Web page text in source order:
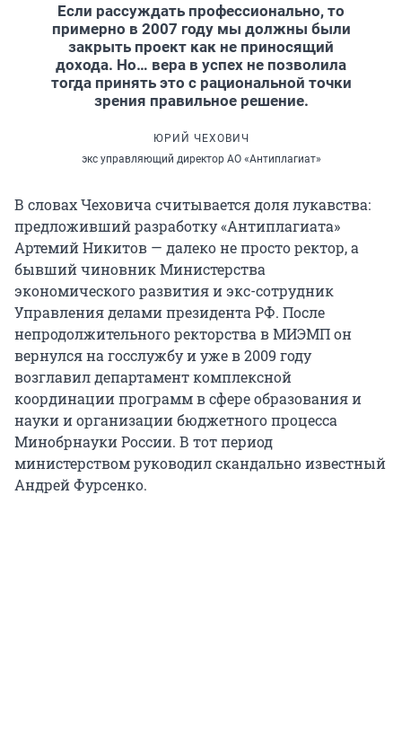
Если рассуждать профессионально, то
примерно в 2007 году мы должны были
закрыть проект как не приносящий
дохода. Но… вера в успех не позволила
тогда принять это с рациональной точки
зрения правильное решение.
ЮРИЙ ЧЕХОВИЧ
экс управляющий директор АО «Антиплагиат»
В словах Чеховича считывается доля лукавства:
предложивший разработку «Антиплагиата»
Артемий Никитов — далеко не просто ректор, а
бывший чиновник Министерства
экономического развития и экс-сотрудник
Управления делами президента РФ. После
непродолжительного ректорства в МИЭМП он
вернулся на госслужбу и уже в 2009 году
возглавил департамент комплексной
координации программ в сфере образования и
науки и организации бюджетного процесса
Минобрнауки России. В тот период
министерством руководил скандально известный
Андрей Фурсенко.